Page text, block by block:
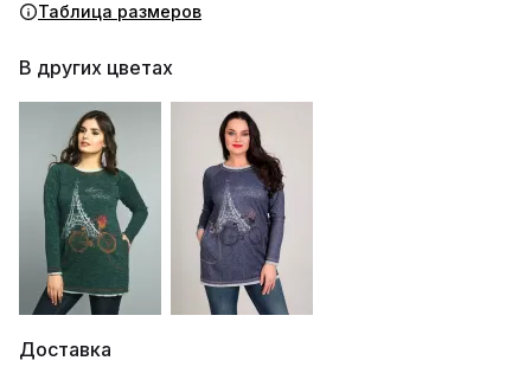
Таблица размеров
В других цветах
Доставка